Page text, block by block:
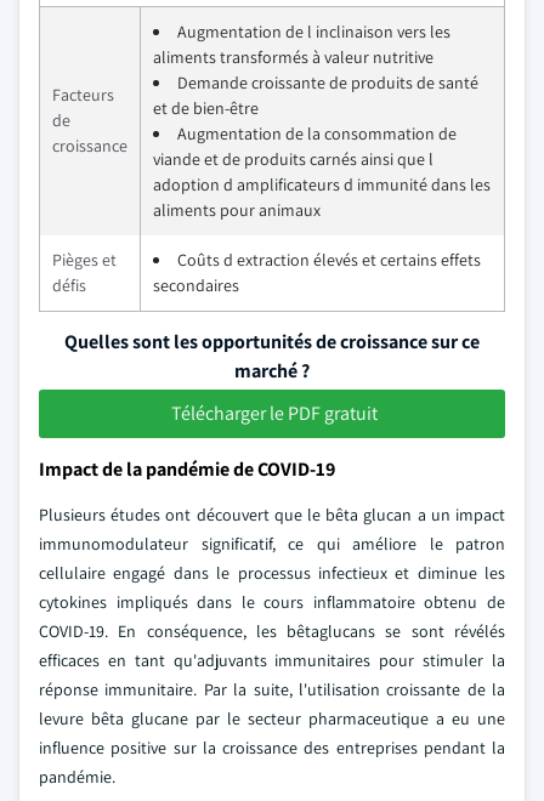
Facteurs
de
croissance
Augmentation de l inclinaison vers les
aliments transformés à valeur nutritive
Demande croissante de produits de santé
et de bien-être
Augmentation de la consommation de
viande et de produits carnés ainsi que l
adoption d amplificateurs d immunité dans les
aliments pour animaux
Pièges et
défis
Coûts d extraction élevés et certains effets
secondaires
Quelles sont les opportunités de croissance sur ce
marché ?
Télécharger le PDF gratuit
Impact de la pandémie de COVID-19
Plusieurs études ont découvert que le bêta glucan a un impact
immunomodulateur significatif, ce qui améliore le patron
cellulaire engagé dans le processus infectieux et diminue les
cytokines impliqués dans le cours inflammatoire obtenu de
COVID-19. En conséquence, les bêtaglucans se sont révélés
efficaces en tant qu'adjuvants immunitaires pour stimuler la
réponse immunitaire. Par la suite, l'utilisation croissante de la
levure bêta glucane par le secteur pharmaceutique a eu une
influence positive sur la croissance des entreprises pendant la
pandémie.